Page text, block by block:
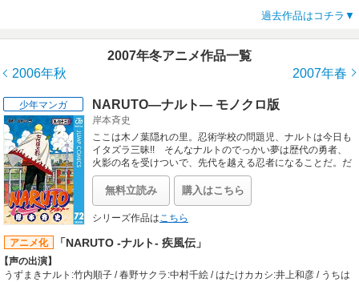
過去作品はコチラ
2007年冬アニメ作品一覧
2006年秋
2007年春
少年マンガ NARUTO―ナルト― モノクロ版
岸本斉史
ここは木ノ葉隠れの里。忍術学校の問題児、ナルトは今日も
イタズラ三昧!! そんなナルトのでっかい夢は歴代の勇者、
火影の名を受けついで、先代を越える忍者になることだ。だ
がナルトには出生の秘密が…!?
無料立読み 購入はこちら
シリーズ作品はこちら
アニメ化 「NARUTO -ナルト- 疾風伝」
【声の出演】
うずまきナルト:竹内順子 / 春野サクラ:中村千絵 / はたけカカシ:井上和彦 / うちは